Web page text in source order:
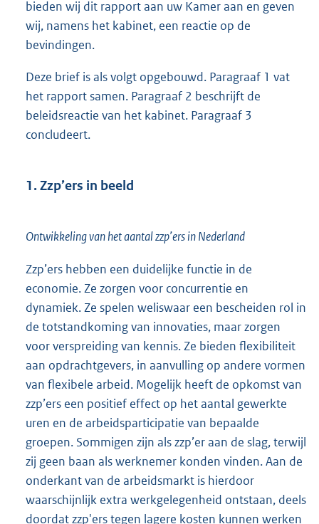
bieden wij dit rapport aan uw Kamer aan en geven
wij, namens het kabinet, een reactie op de
bevindingen.
Deze brief is als volgt opgebouwd. Paragraaf 1 vat
het rapport samen. Paragraaf 2 beschrijft de
beleidsreactie van het kabinet. Paragraaf 3
concludeert.
1. Zzp’ers in beeld
Ontwikkeling van het aantal zzp’ers in Nederland
Zzp’ers hebben een duidelijke functie in de
economie. Ze zorgen voor concurrentie en
dynamiek. Ze spelen weliswaar een bescheiden rol in
de totstandkoming van innovaties, maar zorgen
voor verspreiding van kennis. Ze bieden flexibiliteit
aan opdrachtgevers, in aanvulling op andere vormen
van flexibele arbeid. Mogelijk heeft de opkomst van
zzp’ers een positief effect op het aantal gewerkte
uren en de arbeidsparticipatie van bepaalde
groepen. Sommigen zijn als zzp’er aan de slag, terwijl
zij geen baan als werknemer konden vinden. Aan de
onderkant van de arbeidsmarkt is hierdoor
waarschijnlijk extra werkgelegenheid ontstaan, deels
doordat zzp'ers tegen lagere kosten kunnen werken